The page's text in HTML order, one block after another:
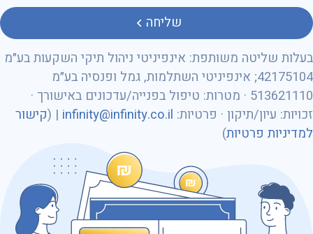
טלפון
מספר ת״ז
כתובת דוא״ל
שליחה
בעלות שליטה משותפת: אינפיניטי ניהול תיקי השקעות בע״מ
42175104; אינפיניטי השתלמות, גמל ופנסיה בע״מ
513621110 · מטרות: טיפול בפנייה/עדכונים באישורך ·
זכויות: עיון/תיקון · פרטיות: infinity@infinity.co.il
| (קישור
למדיניות פרטיות)